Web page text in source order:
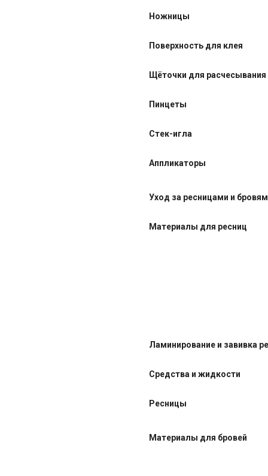
Ножницы
Поверхность для клея
Щёточки для расчесывания
Пинцеты
Стек-игла
Аппликаторы
Уход за ресницами и
Материалы для ресниц
Ламинирование и завивка
Средства и жидкости
Ресницы
Материалы для бровей